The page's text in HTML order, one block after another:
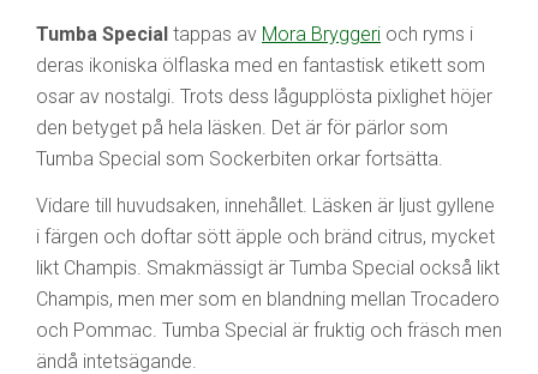
Tumba Special tappas av Mora Bryggeri och ryms i
deras ikoniska ölflaska med en fantastisk etikett som
osar av nostalgi. Trots dess lågupplösta pixlighet höjer
den betyget på hela läsken. Det är för pärlor som
Tumba Special som Sockerbiten orkar fortsätta.
Vidare till huvudsaken, innehållet. Läsken är ljust gyllene
i färgen och doftar sött äpple och bränd citrus, mycket
likt Champis. Smakmässigt är Tumba Special också likt
Champis, men mer som en blandning mellan Trocadero
och Pommac. Tumba Special är fruktig och fräsch men
ändå intetsägande.